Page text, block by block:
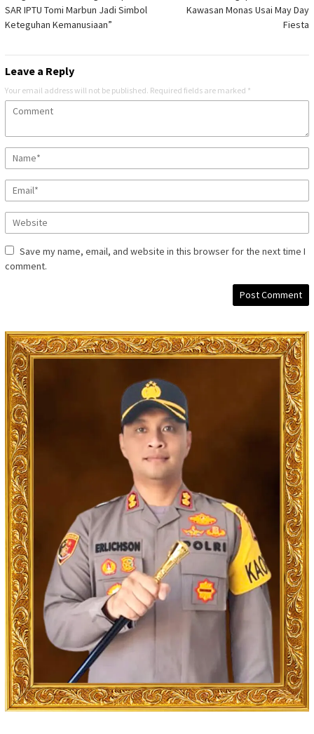
SAR IPTU Tomi Marbun Jadi Simbol
Keteguhan Kemanusiaan”
Kawasan Monas Usai May Day
Fiesta
Leave a Reply
Your email address will not be published. Required fields are marked *
Save my name, email, and website in this browser for the next time I
comment.